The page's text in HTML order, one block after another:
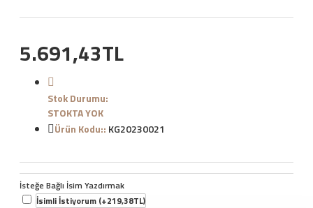
5.691,43TL
Stok Durumu:
STOKTA YOK
Ürün Kodu:: KG20230021
İsteğe Bağlı İsim Yazdırmak
İsimli İstiyorum (+219,38TL)